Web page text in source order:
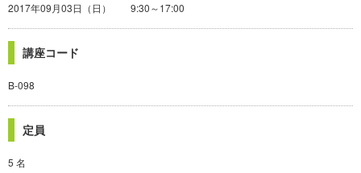
2017年09月03日（日） 9:30～17:00
講座コード
B-098
定員
5 名